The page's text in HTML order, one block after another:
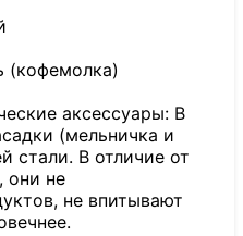
(кофемолка)
аксессуары: В
(мельничка и
стали. В отличие от
они не
не впитывают